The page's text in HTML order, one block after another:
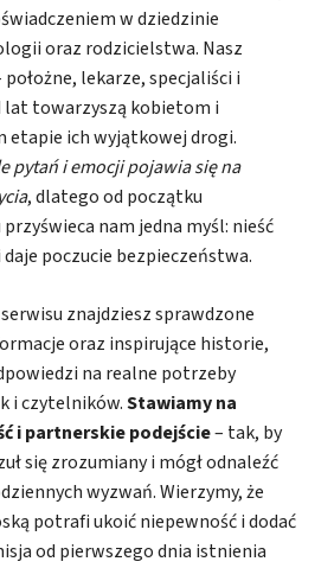
w dziedzinie
oraz rodzicielstwa. Nasz
lekarze, specjaliści i
lat towarzyszą kobietom i
etapie ich wyjątkowej drogi.
pytań i emocji pojawia się na
, dlatego od początku
nam jedna myśl: nieść
poczucie bezpieczeństwa.
znajdziesz sprawdzone
oraz inspirujące historie,
na realne potrzeby
i czytelników.Stawiamy na
i partnerskie podejście– tak, by
się zrozumiany i mógł odnaleźć
wyzwań. Wierzymy, że
potrafi ukoić niepewność i dodać
od pierwszego dnia istnienia